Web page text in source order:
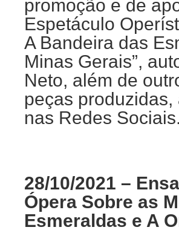
promoção e de
Espetáculo
A Bandeira das
Minas Gerais”,
Neto, além de
peças
nas Redes Sociais.
28/10/2021 –
Ópera Sobre as
Esmeraldas e A